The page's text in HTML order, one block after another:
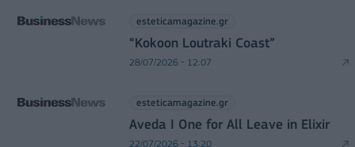
esteticamagazine.gr
“Kokoon Loutraki Coast”
28/07/2026 - 12:07
esteticamagazine.gr
Aveda I One for All Leave in Elixir
22/07/2026 - 13:20